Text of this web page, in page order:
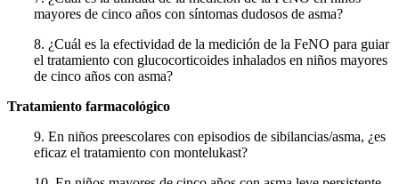
mayores de cinco años con síntomas dudosos de asma?
8. ¿Cuál es la efectividad de la medición de la FeNO para guiar
el tratamiento con glucocorticoides inhalados en niños mayores
de cinco años con asma?
Tratamiento farmacológico
9. En niños preescolares con episodios de sibilancias/asma, ¿es
eficaz el tratamiento con montelukast?